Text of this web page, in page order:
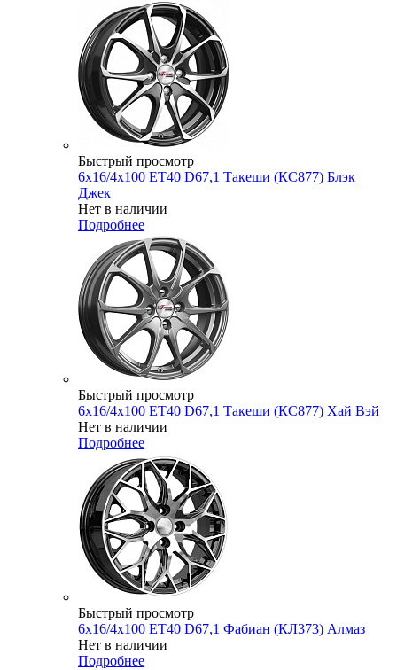
Быстрый просмотр
6x16/4x100 ET40 D67,1 Такеши (КС877) Блэк
Джек
Нет в наличии
Подробнее
Быстрый просмотр
6x16/4x100 ET40 D67,1 Такеши (КС877) Хай Вэй
Нет в наличии
Подробнее
Быстрый просмотр
6x16/4x100 ET40 D67,1 Фабиан (КЛ373) Алмаз
Нет в наличии
Подробнее